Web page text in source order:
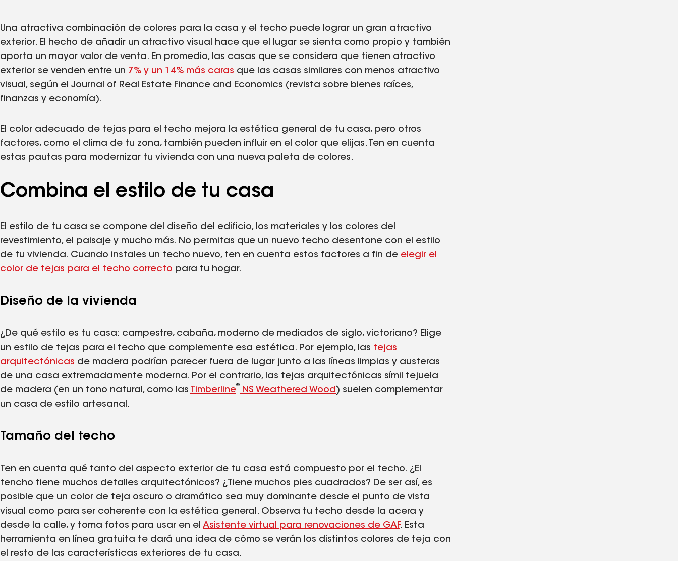
Una atractiva combinación de colores para la casa y el techo puede lograr un gran atractivo
exterior. El hecho de añadir un atractivo visual hace que el lugar se sienta como propio y también
aporta un mayor valor de venta. En promedio, las casas que se considera que tienen atractivo
exterior se venden entre un 7% y un 14% más caras que las casas similares con menos atractivo
visual, según el Journal of Real Estate Finance and Economics (revista sobre bienes raíces,
finanzas y economía).
El color adecuado de tejas para el techo mejora la estética general de tu casa, pero otros
factores, como el clima de tu zona, también pueden influir en el color que elijas. Ten en cuenta
estas pautas para modernizar tu vivienda con una nueva paleta de colores.
Combina el estilo de tu casa
El estilo de tu casa se compone del diseño del edificio, los materiales y los colores del
revestimiento, el paisaje y mucho más. No permitas que un nuevo techo desentone con el estilo
de tu vivienda. Cuando instales un techo nuevo, ten en cuenta estos factores a fin de elegir el
color de tejas para el techo correcto para tu hogar.
Diseño de la vivienda
¿De qué estilo es tu casa: campestre, cabaña, moderno de mediados de siglo, victoriano? Elige
un estilo de tejas para el techo que complemente esa estética. Por ejemplo, las tejas
arquitectónicas de madera podrían parecer fuera de lugar junto a las líneas limpias y austeras
de una casa extremadamente moderna. Por el contrario, las tejas arquitectónicas símil tejuela
de madera (en un tono natural, como las Timberline
®
NS Weathered Wood) suelen complementar
un casa de estilo artesanal.
Tamaño del techo
Ten en cuenta qué tanto del aspecto exterior de tu casa está compuesto por el techo. ¿El
tencho tiene muchos detalles arquitectónicos? ¿Tiene muchos pies cuadrados? De ser así, es
posible que un color de teja oscuro o dramático sea muy dominante desde el punto de vista
visual como para ser coherente con la estética general. Observa tu techo desde la acera y
desde la calle, y toma fotos para usar en el Asistente virtual para renovaciones de GAF. Esta
herramienta en línea gratuita te dará una idea de cómo se verán los distintos colores de teja con
el resto de las características exteriores de tu casa.